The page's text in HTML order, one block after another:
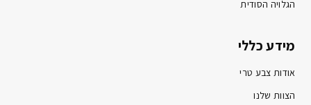
הגלויה הסודית
מידע כללי
אודות צבע טרי
הצוות שלנו